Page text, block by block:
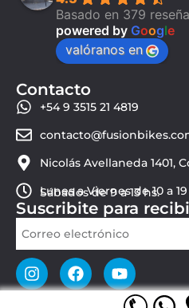
Basado en 379
powered by Google
valóranos en
Contacto
+54 9 3515 21 4819
Nicolás Avellaneda 1401,
Lunes a Viernes de 10 a
Sábados de 9 a 13 hs.
Suscribite para